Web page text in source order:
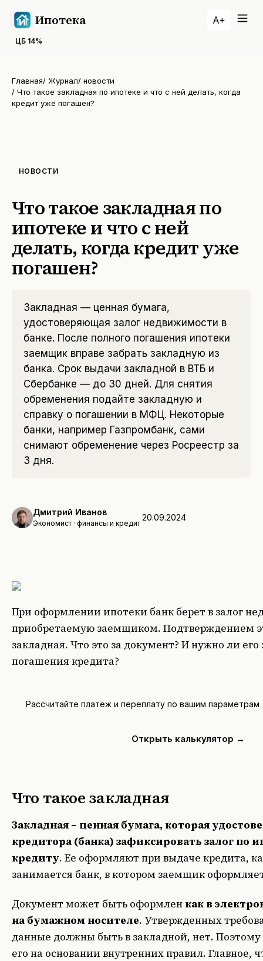
Ипотека
ЦБ 14%
A+
Главная/ Журнал/ новости
/ Что такое закладная по ипотеке и что с ней делать, когда
кредит уже погашен?
НОВОСТИ
Что такое закладная по
ипотеке и что с ней
делать, когда кредит уже
погашен?
Закладная — ценная бумага,
удостоверяющая залог недвижимости в
банке. После полного погашения ипотеки
заемщик вправе забрать закладную из
банка. Срок выдачи закладной в ВТБ и
Сбербанке — до 30 дней. Для снятия
обременения подайте закладную и
справку о погашении в МФЦ. Некоторые
банки, например Газпромбанк, сами
снимают обременение через Росреестр за
3 дня.
Дмитрий Иванов
Экономист · финансы и кредит
20.09.2024
При оформлении ипотеки банк берет в залог
приобретаемую заемщиком. Подтверждением
закладная. Что это за документ? И нужно ли его
погашения кредита?
Рассчитайте платёж и переплату по вашим параметрам
Открыть калькулятор →
Что такое закладная
Закладная – ценная бумага, которая
кредитора (банка) зафиксировать залог по
кредиту. Ее оформляют при выдаче кредита,
занимается банк, в котором заемщик
Документ может быть оформлен как в
на бумажном носителе. Утвержденных
данные должны быть в закладной, нет. Поэтому
его на основании внутренних правил. Главное,